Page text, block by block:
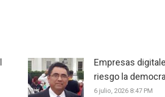
Empresas
riesgo la
6 julio, 2026 8:47 PM